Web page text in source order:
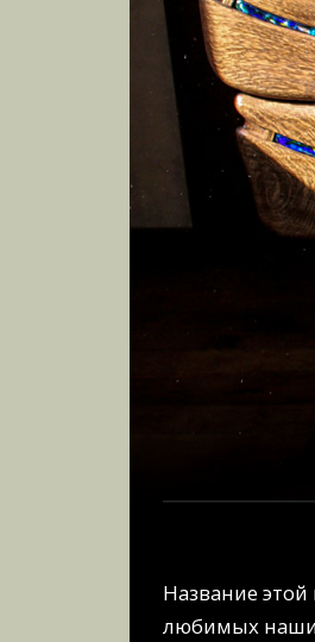
Название
любимых